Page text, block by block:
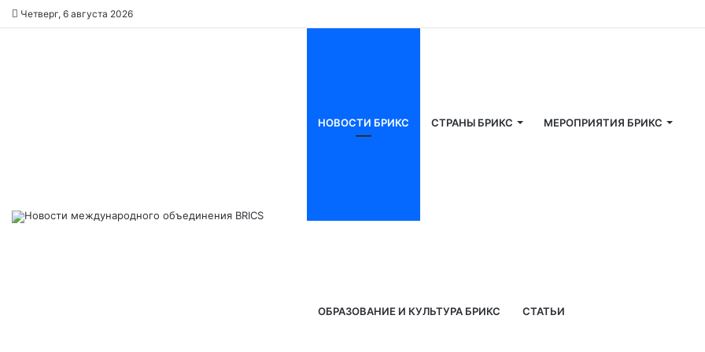
Четверг, 6 августа 2026
НОВОСТИ БРИКС СТРАНЫ БРИКС МЕРОПРИЯТИЯ БРИКС
ОБРАЗОВАНИЕ И КУЛЬТУРА БРИКС СТАТЬИ